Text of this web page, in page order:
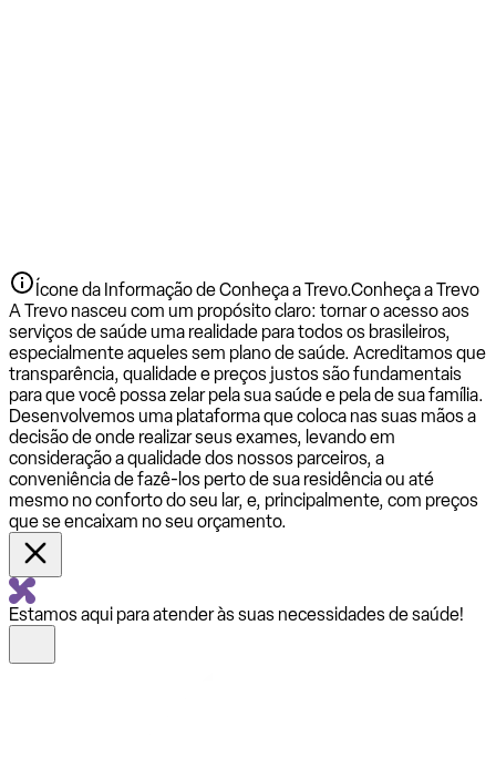
Ícone da Informação de Conheça a Trevo.Conheça a Trevo
A Trevo nasceu com um propósito claro: tornar o acesso aos
serviços de saúde uma realidade para todos os brasileiros,
especialmente aqueles sem plano de saúde. Acreditamos que
transparência, qualidade e preços justos são fundamentais
para que você possa zelar pela sua saúde e pela de sua família.
Desenvolvemos uma plataforma que coloca nas suas mãos a
decisão de onde realizar seus exames, levando em
consideração a qualidade dos nossos parceiros, a
conveniência de fazê-los perto de sua residência ou até
mesmo no conforto do seu lar, e, principalmente, com preços
que se encaixam no seu orçamento.
Estamos aqui para atender às suas necessidades de saúde!